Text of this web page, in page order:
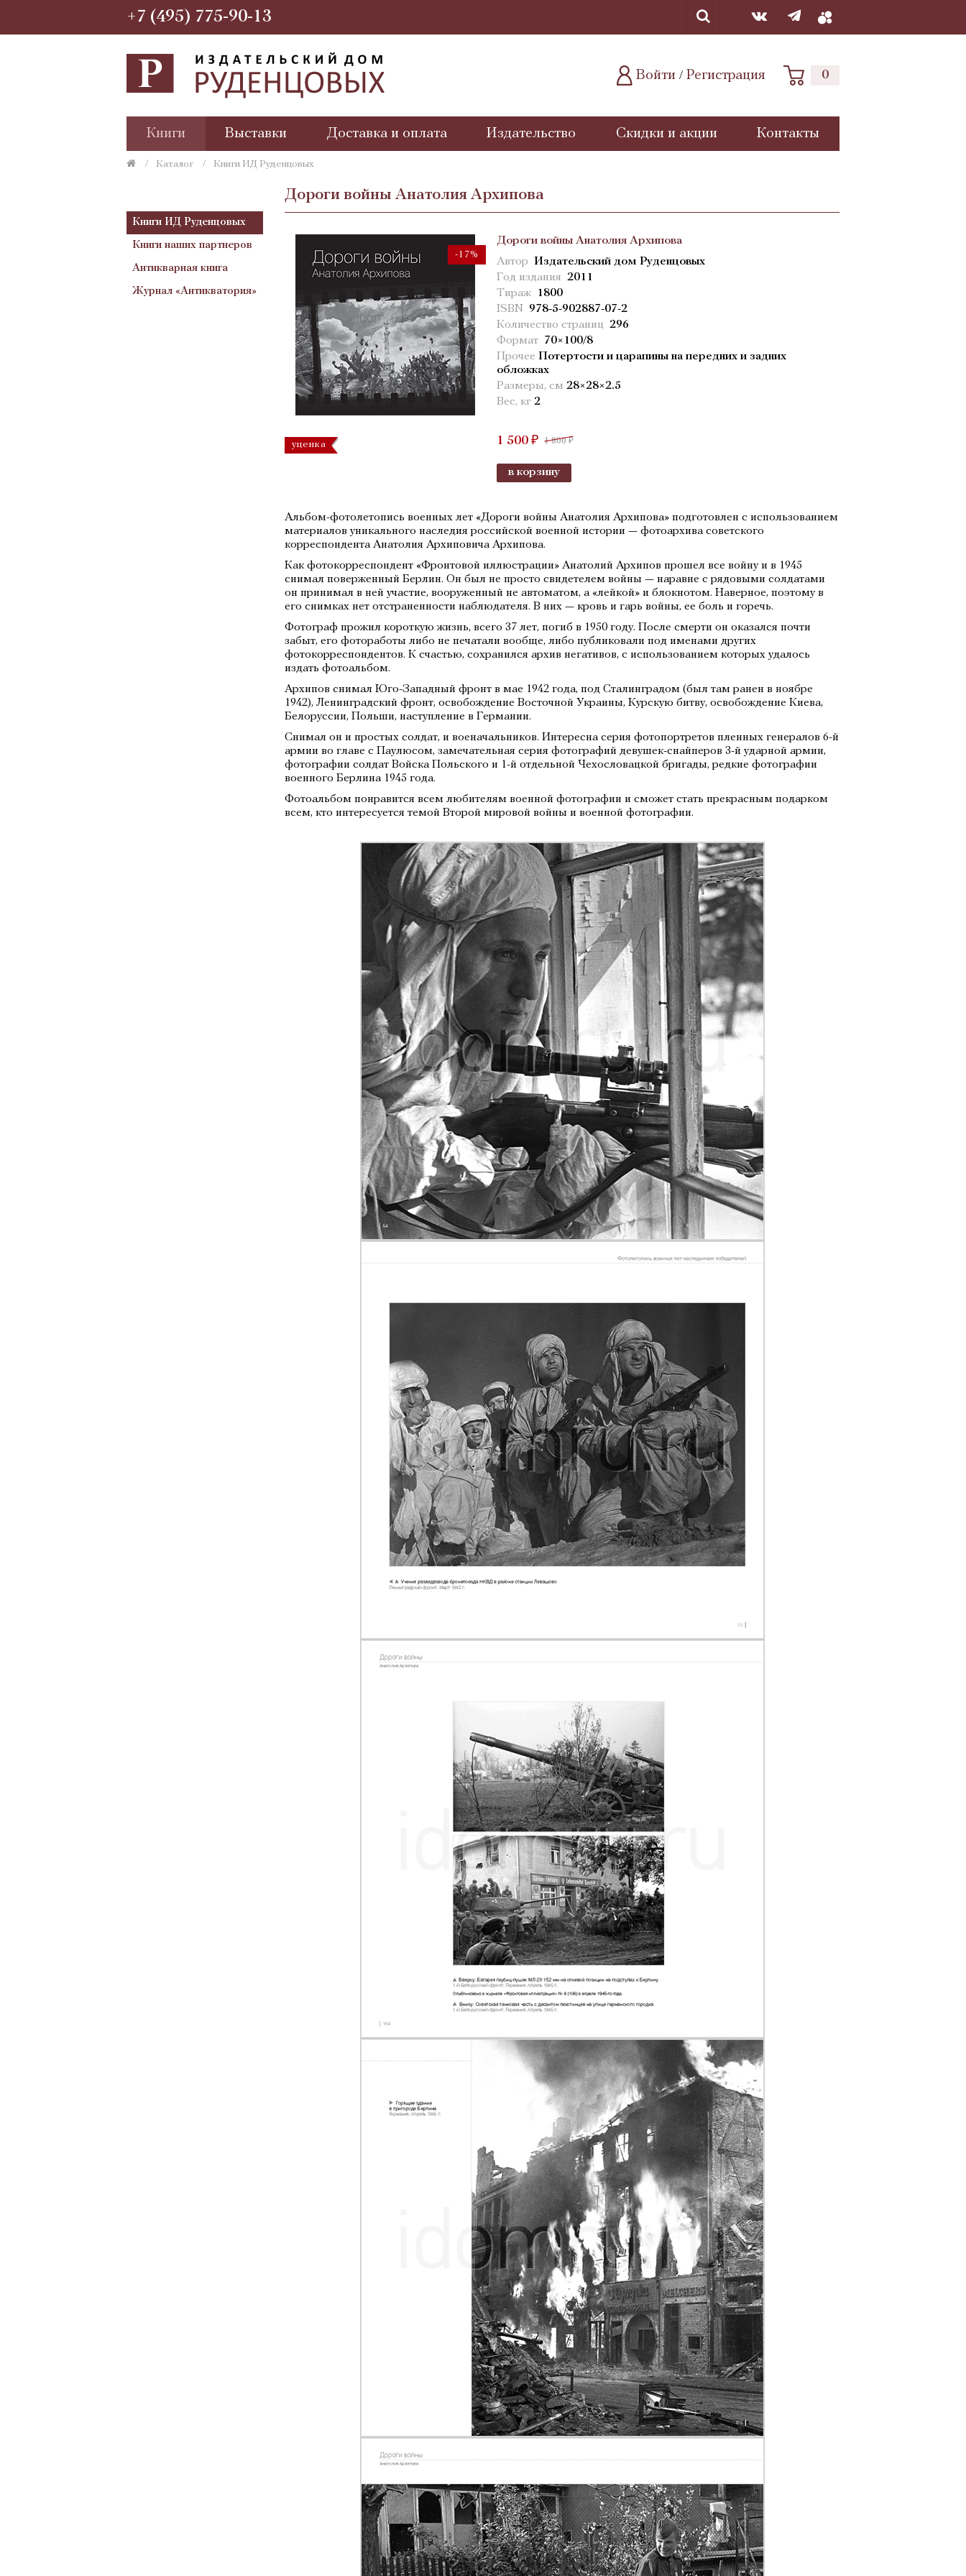
+7 (495) 775-90-13
Войти / Регистрация 0
Книги Выставки Доставка и оплата Издательство Скидки и акции Контакты
Каталог Книги ИД Руденцовых
Книги ИД Руденцовых
Книги наших партнеров
Антикварная книга
Журнал «Антикватория»
Дороги войны Анатолия Архипова
-17%
уценка
Дороги войны Анатолия Архипова
Автор Издательский дом Руденцовых
Год издания 2011
Тираж
1800
ISBN 978-5-902887-07-2
Количество страниц 296
Формат 70×100/8
Прочее Потертости и царапины на передних и задних
обложках
Размеры, см 28×28×2.5
Вес, кг 2
1 500 ₽ 1 800 ₽
в корзину
Альбом-фотолетопись военных лет «Дороги войны Анатолия Архипова» подготовлен с использованием
материалов уникального наследия российской военной истории — фотоархива советского
корреспондента Анатолия Архиповича Архипова.
Как фотокорреспондент «Фронтовой иллюстрации» Анатолий Архипов прошел все войну и в 1945
снимал поверженный Берлин. Он был не просто свидетелем войны — наравне с рядовыми солдатами
он принимал в ней участие, вооруженный не автоматом, а «лейкой» и блокнотом. Наверное, поэтому в
его снимках нет отстраненности наблюдателя. В них — кровь и гарь войны, ее боль и горечь.
Фотограф прожил короткую жизнь, всего 37 лет, погиб в 1950 году. После смерти он оказался почти
забыт, его фотоработы либо не печатали вообще, либо публиковали под именами других
фотокорреспондентов. К счастью, сохранился архив негативов, с использованием которых удалось
издать фотоальбом.
Архипов снимал Юго-Западный фронт в мае 1942 года, под Сталинградом (был там ранен в ноябре
1942), Ленинградский фронт, освобождение Восточной Украины, Курскую битву, освобождение Киева,
Белоруссии, Польши, наступление в Германии.
Снимал он и простых солдат, и военачальников. Интересна серия фотопортретов пленных генералов 6-й
армии во главе с Паулюсом, замечательная серия фотографий девушек-снайперов 3-й ударной армии,
фотографии солдат Войска Польского и 1-й отдельной Чехословацкой бригады, редкие фотографии
военного Берлина 1945 года.
Фотоальбом понравится всем любителям военной фотографии и сможет стать прекрасным подарком
всем, кто интересуется темой Второй мировой войны и военной фотографии.